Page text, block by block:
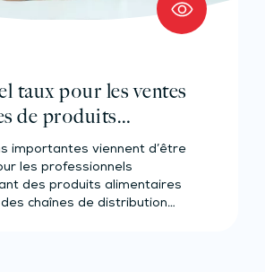
taux pour les ventes
de produits
préparés ?
importantes viennent d’être
les professionnels
des produits alimentaires
chaînes de distribution